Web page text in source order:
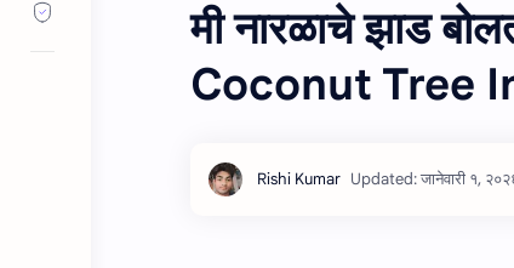
मी नारळाचे झाड
Coconut Tree